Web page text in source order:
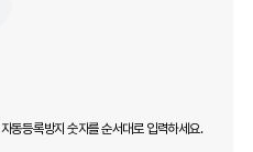
자동등록방지 숫자를 순서대로 입력하세요.